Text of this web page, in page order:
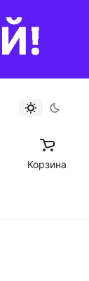
Корзина